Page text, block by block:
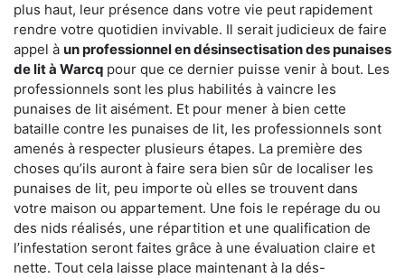
plus haut, leur présence dans votre vie peut rapidement
rendre votre quotidien invivable. Il serait judicieux de faire
appel à un professionnel en désinsectisation des punaises
de lit à Warcq pour que ce dernier puisse venir à bout. Les
professionnels sont les plus habilités à vaincre les
punaises de lit aisément. Et pour mener à bien cette
bataille contre les punaises de lit, les professionnels sont
amenés à respecter plusieurs étapes. La première des
choses qu’ils auront à faire sera bien sûr de localiser les
punaises de lit, peu importe où elles se trouvent dans
votre maison ou appartement. Une fois le repérage du ou
des nids réalisés, une répartition et une qualification de
l’infestation seront faites grâce à une évaluation claire et
nette. Tout cela laisse place maintenant à la dés-